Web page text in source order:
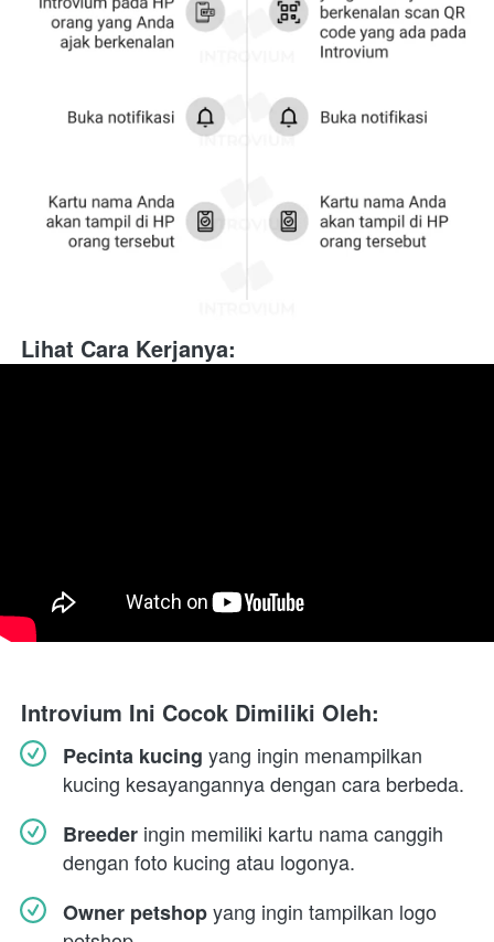
Lihat Cara Kerjanya:
Introvium Ini Cocok Dimiliki Oleh:
Pecinta kucing yang ingin menampilkan
kucing kesayangannya dengan cara berbeda.
Breeder ingin memiliki kartu nama canggih
dengan foto kucing atau logonya.
Owner petshop yang ingin tampilkan logo